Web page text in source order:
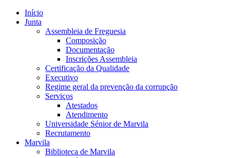
Início
Junta
Assembleia de Freguesia
Composição
Documentação
Inscrições Assembleia
Certificação da Qualidade
Executivo
Regime geral da prevenção da corrupção
Serviços
Atestados
Atendimento
Universidade Sénior de Marvila
Recrutamento
Marvila
Biblioteca de Marvila